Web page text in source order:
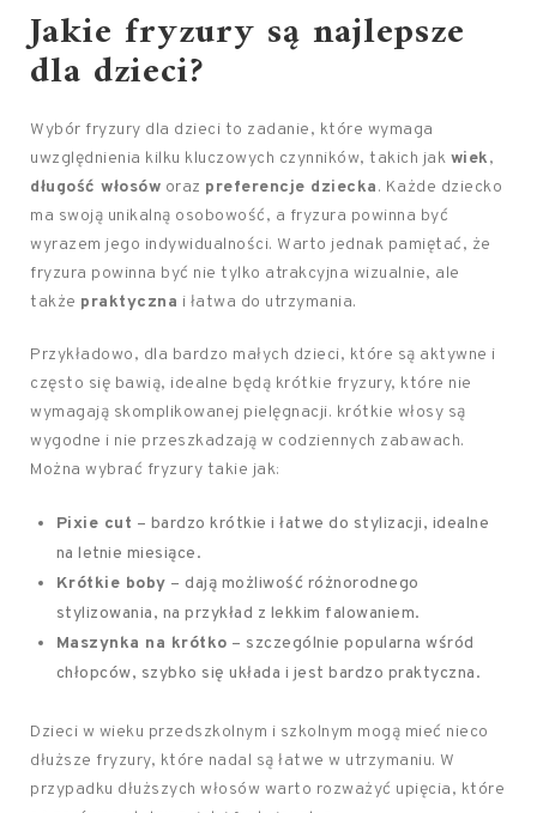
Jakie fryzury są najlepsze
dla dzieci?
Wybór fryzury dla dzieci to zadanie, które wymaga
uwzględnienia kilku kluczowych czynników, takich jak wiek,
długość włosów oraz preferencje dziecka. Każde dziecko
ma swoją unikalną osobowość, a fryzura powinna być
wyrazem jego indywidualności. Warto jednak pamiętać, że
fryzura powinna być nie tylko atrakcyjna wizualnie, ale
także praktyczna i łatwa do utrzymania.
Przykładowo, dla bardzo małych dzieci, które są aktywne i
często się bawią, idealne będą krótkie fryzury, które nie
wymagają skomplikowanej pielęgnacji. krótkie włosy są
wygodne i nie przeszkadzają w codziennych zabawach.
Można wybrać fryzury takie jak:
Pixie cut – bardzo krótkie i łatwe do stylizacji, idealne
na letnie miesiące.
Krótkie boby – dają możliwość różnorodnego
stylizowania, na przykład z lekkim falowaniem.
Maszynka na krótko – szczególnie popularna wśród
chłopców, szybko się układa i jest bardzo praktyczna.
Dzieci w wieku przedszkolnym i szkolnym mogą mieć nieco
dłuższe fryzury, które nadal są łatwe w utrzymaniu. W
przypadku dłuższych włosów warto rozważyć upięcia, które